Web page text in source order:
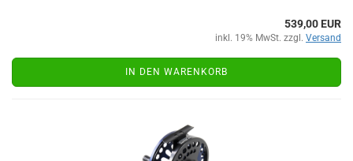
539,00 EUR
inkl. 19% MwSt. zzgl. Versand
IN DEN WARENKORB